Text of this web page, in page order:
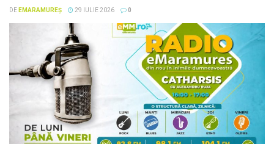
DE EMARAMUREȘ 29 IULIE 2026 0